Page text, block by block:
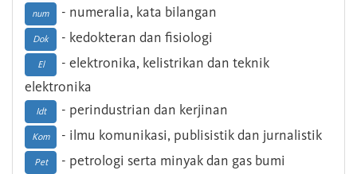
num - numeralia, kata bilangan
Dok - kedokteran dan fisiologi
El
- elektronika, kelistrikan dan teknik
elektronika
Idt - perindustrian dan kerjinan
Kom - ilmu komunikasi, publisistik dan jurnalistik
Pet - petrologi serta minyak dan gas bumi